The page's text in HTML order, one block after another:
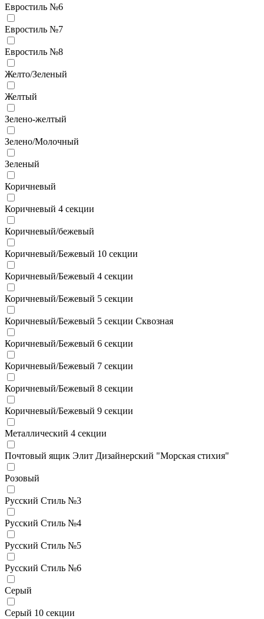
Евростиль №6
Евростиль №7
Евростиль №8
Желто/Зеленый
Желтый
Зелено-желтый
Зелено/Молочный
Зеленый
Коричневый
Коричневый 4 секции
Коричневый/бежевый
Коричневый/Бежевый 10 секции
Коричневый/Бежевый 4 секции
Коричневый/Бежевый 5 секции
Коричневый/Бежевый 5 секции Сквозная
Коричневый/Бежевый 6 секции
Коричневый/Бежевый 7 секции
Коричневый/Бежевый 8 секции
Коричневый/Бежевый 9 секции
Металлический 4 секции
Почтовый ящик Элит Дизайнерский "Морская стихия"
Розовый
Русский Стиль №3
Русский Стиль №4
Русский Стиль №5
Русский Стиль №6
Серый
Серый 10 секции